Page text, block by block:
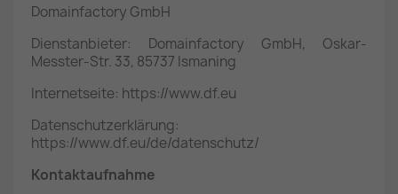
Domainfactory GmbH
Dienstanbieter: Domainfactory GmbH, Oskar-
Messter-Str. 33, 85737 Ismaning
Internetseite: https://www.df.eu
Datenschutzerklärung:
https://www.df.eu/de/datenschutz/
Kontaktaufnahme